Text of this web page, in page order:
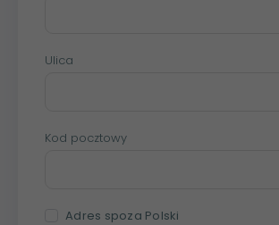
Ulica
Kod pocztowy
Adres spoza Polski